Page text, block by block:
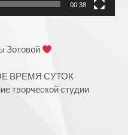
00:38
Зотовой
ВРЕМЯ СУТОК
творческой студии